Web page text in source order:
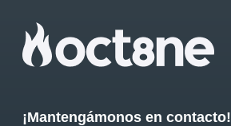
¡Mantengámonos en contacto!